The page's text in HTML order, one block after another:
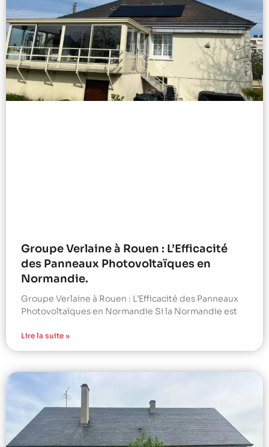
Groupe Verlaine à Rouen : L’Efficacité
des Panneaux Photovoltaïques en
Normandie.
Groupe Verlaine à Rouen : L’Efficacité des Panneaux
Photovoltaïques en Normandie Si la Normandie est
Lire la suite »